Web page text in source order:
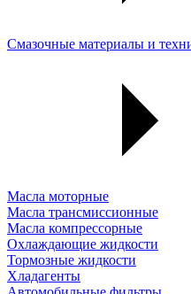
Смазочные материалы и
Масла моторные
Масла трансмиссионные
Масла компрессорные
Охлаждающие жидкости
Тормозные жидкости
Хладагенты